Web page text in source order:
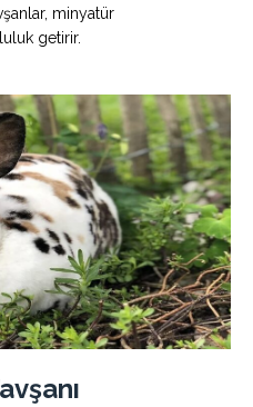
minyatür
getirir.